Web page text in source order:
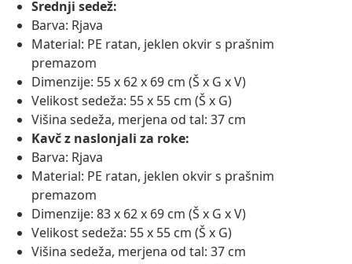
Srednji sedež:
Barva: Rjava
Material: PE ratan, jeklen okvir s prašnim
premazom
Dimenzije: 55 x 62 x 69 cm (Š x G x V)
Velikost sedeža: 55 x 55 cm (Š x G)
Višina sedeža, merjena od tal: 37 cm
Kavč z naslonjali za roke:
Barva: Rjava
Material: PE ratan, jeklen okvir s prašnim
premazom
Dimenzije: 83 x 62 x 69 cm (Š x G x V)
Velikost sedeža: 55 x 55 cm (Š x G)
Višina sedeža, merjena od tal: 37 cm